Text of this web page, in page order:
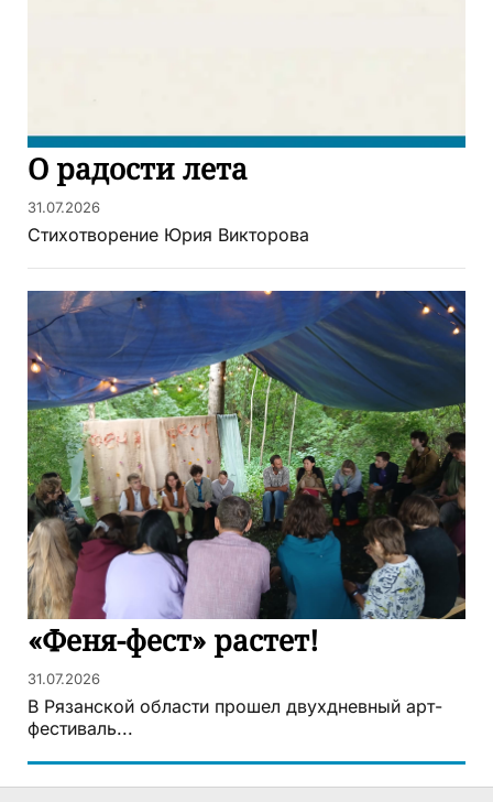
О радости лета
31.07.2026
Стихотворение Юрия Викторова
«Феня-фест» растет!
31.07.2026
В Рязанской области прошел двухдневный арт-
фестиваль...